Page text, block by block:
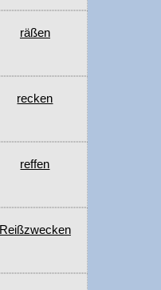
räßen
recken
reffen
Reißzwecken